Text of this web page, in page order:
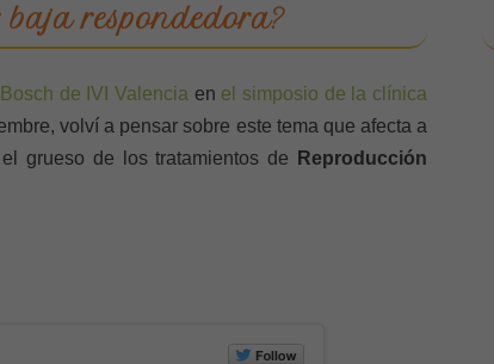
respondedora?
de IVI Valencia en el simposio de la clínica
volví a pensar sobre este tema que afecta a
grueso de los tratamientos de
Reproducción